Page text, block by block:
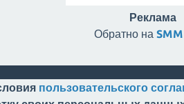
Реклама
Обратно на
пользовательского